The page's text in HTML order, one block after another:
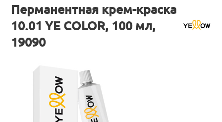
Перманентная крем-краска
10.01 YE COLOR, 100 мл,
19090